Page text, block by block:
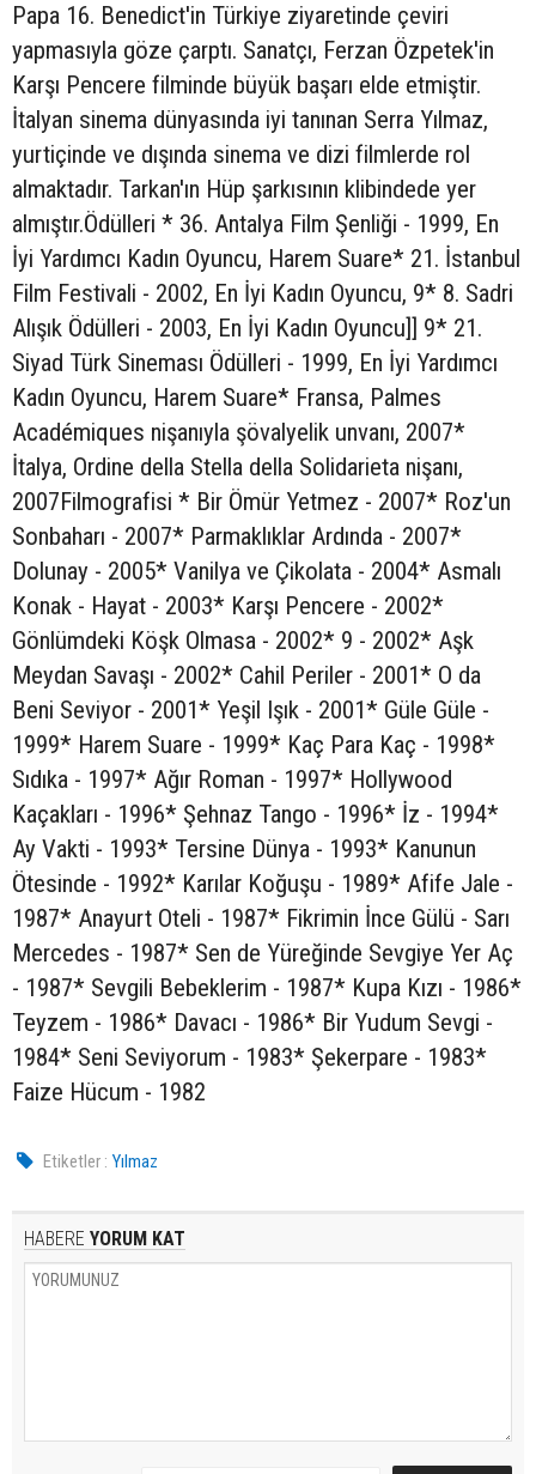
Papa 16. Benedict'in Türkiye ziyaretinde çeviri
yapmasıyla göze çarptı. Sanatçı, Ferzan Özpetek'in
Karşı Pencere filminde büyük başarı elde etmiştir.
İtalyan sinema dünyasında iyi tanınan Serra Yılmaz,
yurtiçinde ve dışında sinema ve dizi filmlerde rol
almaktadır. Tarkan'ın Hüp şarkısının klibindede yer
almıştır.Ödülleri * 36. Antalya Film Şenliği - 1999, En
İyi Yardımcı Kadın Oyuncu, Harem Suare* 21. İstanbul
Film Festivali - 2002, En İyi Kadın Oyuncu, 9* 8. Sadri
Alışık Ödülleri - 2003, En İyi Kadın Oyuncu]] 9* 21.
Siyad Türk Sineması Ödülleri - 1999, En İyi Yardımcı
Kadın Oyuncu, Harem Suare* Fransa, Palmes
Académiques nişanıyla şövalyelik unvanı, 2007*
İtalya, Ordine della Stella della Solidarieta nişanı,
2007Filmografisi * Bir Ömür Yetmez - 2007* Roz'un
Sonbaharı - 2007* Parmaklıklar Ardında - 2007*
Dolunay - 2005* Vanilya ve Çikolata - 2004* Asmalı
Konak - Hayat - 2003* Karşı Pencere - 2002*
Gönlümdeki Köşk Olmasa - 2002* 9 - 2002* Aşk
Meydan Savaşı - 2002* Cahil Periler - 2001* O da
Beni Seviyor - 2001* Yeşil Işık - 2001* Güle Güle -
1999* Harem Suare - 1999* Kaç Para Kaç - 1998*
Sıdıka - 1997* Ağır Roman - 1997* Hollywood
Kaçakları - 1996* Şehnaz Tango - 1996* İz - 1994*
Ay Vakti - 1993* Tersine Dünya - 1993* Kanunun
Ötesinde - 1992* Karılar Koğuşu - 1989* Afife Jale -
1987* Anayurt Oteli - 1987* Fikrimin İnce Gülü - Sarı
Mercedes - 1987* Sen de Yüreğinde Sevgiye Yer Aç
- 1987* Sevgili Bebeklerim - 1987* Kupa Kızı - 1986*
Teyzem - 1986* Davacı - 1986* Bir Yudum Sevgi -
1984* Seni Seviyorum - 1983* Şekerpare - 1983*
Faize Hücum - 1982
Etiketler : Yılmaz
HABERE YORUM KAT